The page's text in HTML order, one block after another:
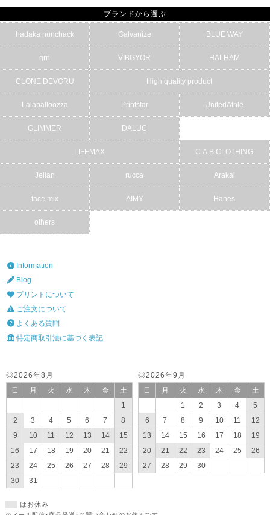
ブランドから選ぶ
hadaka nunchack Galvanize BLUE WAY
grn VIBGYOR HALHAM
CLONE DEVGRU High quality product
Lalapalloozza Printstar UnitedAthle
GLIMMER DALUC
LIFEMAX C.A.B.CLOTHING
Jellan rucca Arakai
face mix AIMY Hanes
others
Information
Blog
プリントについて
ご注文について
よくある質問
特定商取引法に基づく表記
◎2026年9月
日
月 火 水 木 金
土
1
2 3 4
5
6
7 8 9 10 11
12
13
14 15 16 17 18
19
20
21 22 23 24 25
26
27
28 29 30
◎2026年8月
日
月 火 水 木 金
土
1
2
3 4 5 6 7
8
9
10 11 12 13 14
15
16
17 18 19 20 21
22
23
24 25 26 27 28
29
30
31
はお休み